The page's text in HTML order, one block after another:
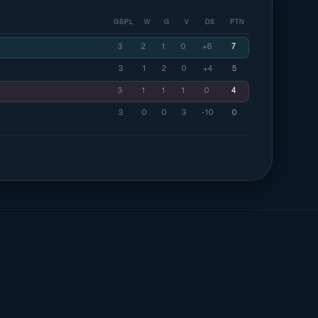
GSPL W G V DS PTN
3 2 1 0 +6 7
3 1 2 0 +4 5
3 1 1 1 0 4
3 0 0 3 -10 0